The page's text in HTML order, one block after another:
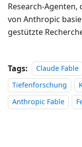
Research-Agenten,
von Anthropic
gestützte
Tags: Claude Fable
Tiefenforschung
Anthropic Fable